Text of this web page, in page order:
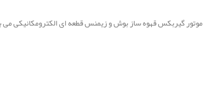
موتور گیربکس قهوه ساز بوش و زیمنس قطعه ای الکترومکانیکی